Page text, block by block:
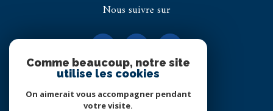
Nous suivre sur
Adhérents
Comme beaucoup, notre site
utilise les cookies
On aimerait vous accompagner pendant
votre visite.